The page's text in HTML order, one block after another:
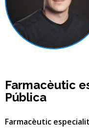
Farmacèutic
Pública
Farmacèutic